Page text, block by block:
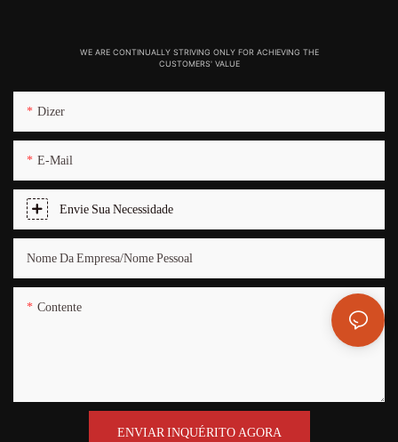
WE ARE CONTINUALLY STRIVING ONLY FOR ACHIEVING THE
CUSTOMERS' VALUE
Dizer
E-Mail
Envie Sua Necessidade
Nome Da Empresa/nome Pessoal
Contente
ENVIAR INQUÉRITO AGORA